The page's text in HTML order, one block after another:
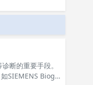
断的重要手段。
SIEMENS Biogr